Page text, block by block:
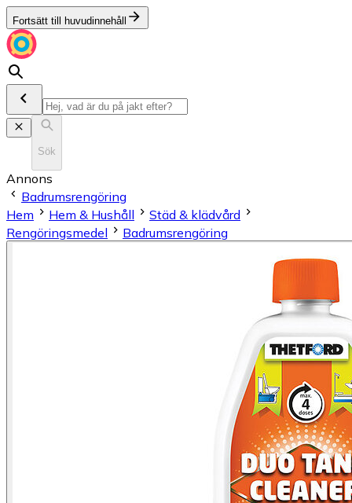
Fortsätt till huvudinnehåll
Sök
Annons
Badrumsrengöring
Hem
Hem & Hushåll
Städ & klädvård
Rengöringsmedel
Badrumsrengöring